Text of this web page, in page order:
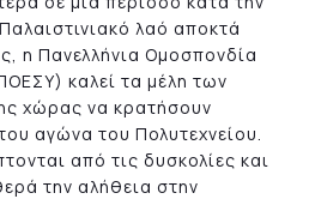
λαό αποκτά
η Πανελλήνια Ομοσπονδία
καλεί τα μέλη των
χώρας να κρατήσουν
αγώνα του Πολυτεχνείου.
από τις δυσκολίες και
την αλήθεια στην